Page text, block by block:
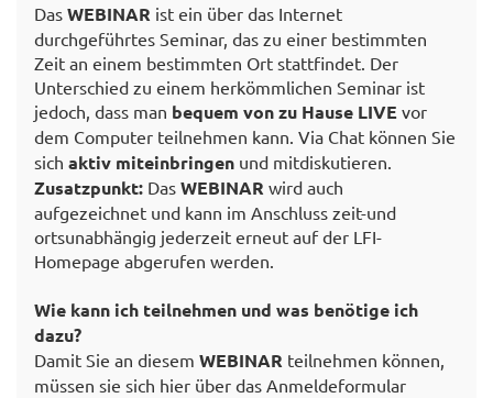
Das WEBINAR ist ein über das Internet
durchgeführtes Seminar, das zu einer bestimmten
Zeit an einem bestimmten Ort stattfindet. Der
Unterschied zu einem herkömmlichen Seminar ist
jedoch, dass man bequem von zu Hause LIVE vor
dem Computer teilnehmen kann. Via Chat können Sie
sich aktiv miteinbringen und mitdiskutieren.
Zusatzpunkt: Das WEBINAR wird auch
aufgezeichnet und kann im Anschluss zeit-und
ortsunabhängig jederzeit erneut auf der LFI-
Homepage abgerufen werden.
Wie kann ich teilnehmen und was benötige ich
dazu?
Damit Sie an diesem WEBINAR teilnehmen können,
müssen sie sich hier über das Anmeldeformular